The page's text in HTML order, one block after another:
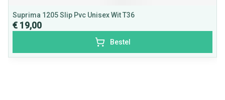
Suprima 1205 Slip Pvc Unisex Wit T36
€ 19,00
Bestel